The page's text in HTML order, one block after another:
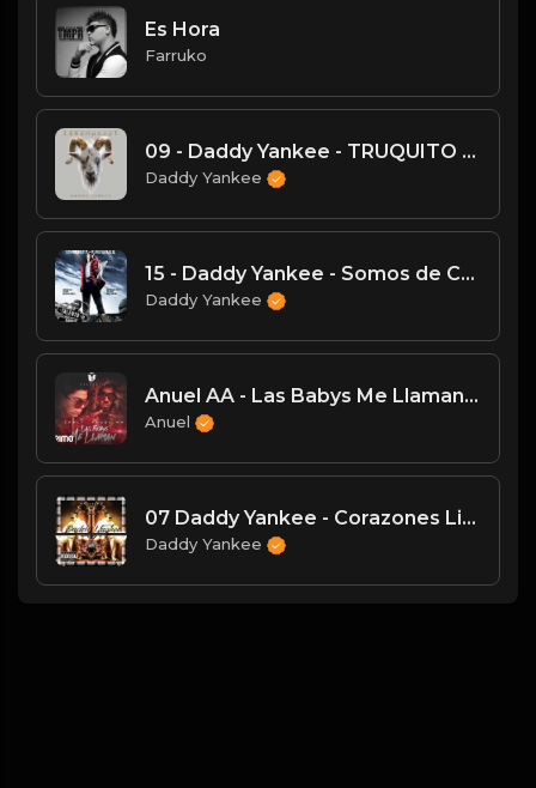
Es Hora
Farruko
09 - Daddy Yankee - TRUQUITO (Skit)
Daddy Yankee
15 - Daddy Yankee - Somos de Calle
Daddy Yankee
Anuel AA - Las Babys Me Llaman [Official Audio]
Anuel
07 Daddy Yankee - Corazones Live in New York City
Daddy Yankee